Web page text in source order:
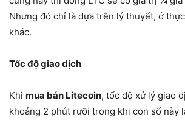
Nhưng đó chỉ là dựa trên lý thuyết, ở
khác.
Tốc độ giao dịch
Khi mua bán Litecoin, tốc độ xử lý giao
khoảng 2 phút rưỡi trong khi con số này